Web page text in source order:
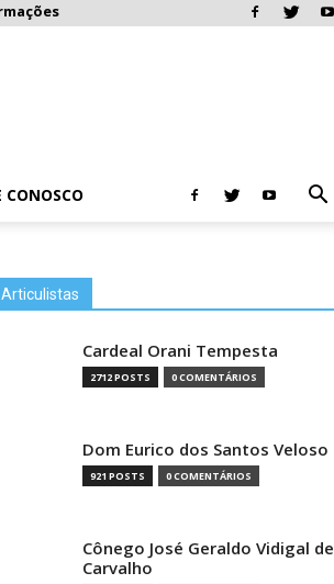
CONOSCO
Articulistas
Cardeal Orani Tempesta
2712 POSTS 0 COMENTÁRIOS
Dom Eurico dos Santos Veloso
921 POSTS 0 COMENTÁRIOS
Cônego José Geraldo Vidigal de
Carvalho